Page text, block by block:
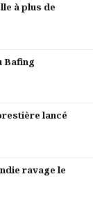
à plus de
Bafing
lancé
ravage le